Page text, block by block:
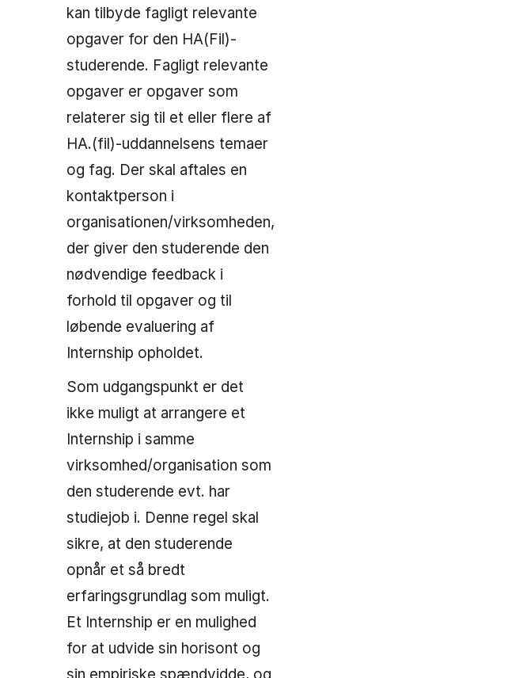
kan tilbyde fagligt relevante
opgaver for den HA(Fil)-
studerende. Fagligt relevante
opgaver er opgaver som
relaterer sig til et eller flere af
HA.(fil)-uddannelsens temaer
og fag. Der skal aftales en
kontaktperson i
organisationen/virksomheden,
der giver den studerende den
nødvendige feedback i
forhold til opgaver og til
løbende evaluering af
Internship opholdet.
Som udgangspunkt er det
ikke muligt at arrangere et
Internship i samme
virksomhed/organisation som
den studerende evt. har
studiejob i. Denne regel skal
sikre, at den studerende
opnår et så bredt
erfaringsgrundlag som muligt.
Et Internship er en mulighed
for at udvide sin horisont og